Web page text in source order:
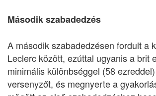
Második szabadedzés
A második szabadedzésen fordult a
Leclerc között, ezúttal ugyanis a brit
minimális különbséggel (58
versenyzőt, és megnyerte a